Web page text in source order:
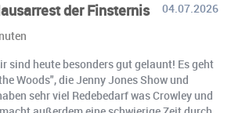
der Finsternis
04.07.2026
sind heute besonders gut gelaunt! Es geht
Woods", die Jenny Jones Show und
sehr viel Redebedarf was Crowley und